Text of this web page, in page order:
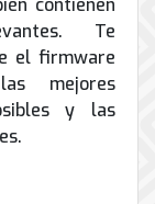
contienen
Te
el firmware
mejores
y las